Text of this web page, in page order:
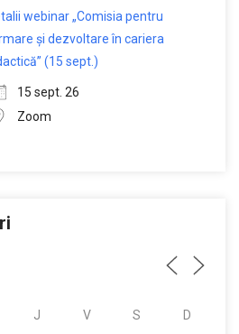
webinar „Comisia pentru
și dezvoltare în cariera
(15 sept.)
15 sept. 26
Zoom
J V S D